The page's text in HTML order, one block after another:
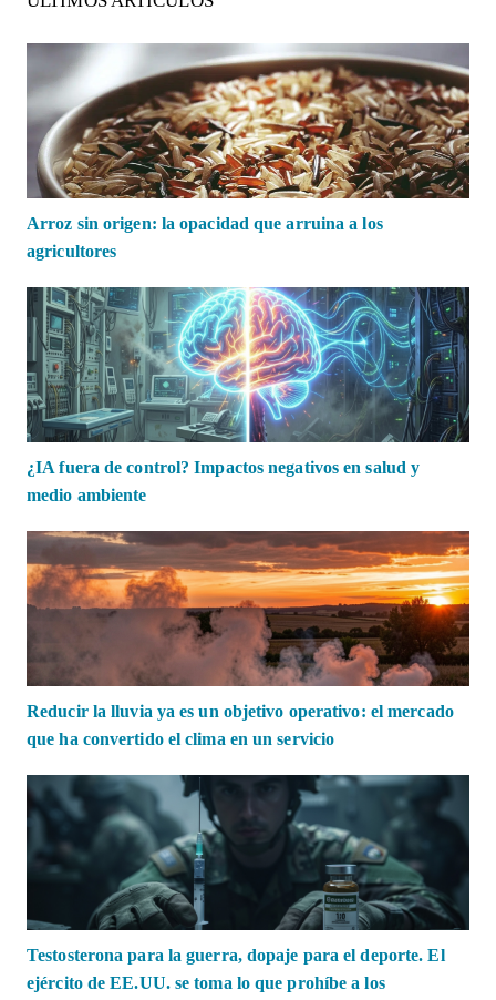
Arroz sin origen: la opacidad que arruina a los
agricultores
¿IA fuera de control? Impactos negativos en salud y
medio ambiente
Reducir la lluvia ya es un objetivo operativo: el mercado
que ha convertido el clima en un servicio
Testosterona para la guerra, dopaje para el deporte. El
ejército de EE.UU. se toma lo que prohíbe a los